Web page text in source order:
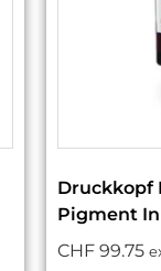
Druckkopf
Pigment
CHF 99.75